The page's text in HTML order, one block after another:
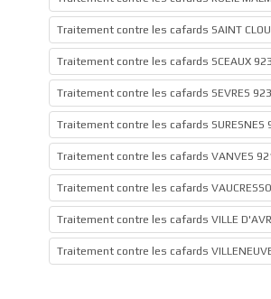
Traitement contre les cafards SAINT
Traitement contre les cafards SCEAUX
Traitement contre les cafards SEVRES
Traitement contre les cafards SURESNES
Traitement contre les cafards VANVES
Traitement contre les cafards
Traitement contre les cafards VILLE
Traitement contre les cafards